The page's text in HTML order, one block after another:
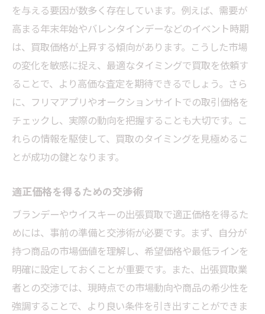
を与える要因が数多く存在しています。例えば、需要が
高まる年末年始やバレンタインデーなどのイベント時期
は、買取価格が上昇する傾向があります。こうした市場
の変化を敏感に捉え、最適なタイミングで買取を依頼す
ることで、より高価な査定を期待できるでしょう。さら
に、フリマアプリやオークションサイトでの取引価格を
チェックし、実際の動向を把握することも大切です。こ
れらの情報を駆使して、買取のタイミングを見極めるこ
とが成功の鍵となります。
適正価格を得るための交渉術
ブランデーやウイスキーの出張買取で適正価格を得るた
めには、事前の準備と交渉術が必要です。まず、自分が
持つ商品の市場価値を理解し、希望価格や最低ラインを
明確に設定しておくことが重要です。また、出張買取業
者との交渉では、現時点での市場動向や商品の希少性を
強調することで、より良い条件を引き出すことができま